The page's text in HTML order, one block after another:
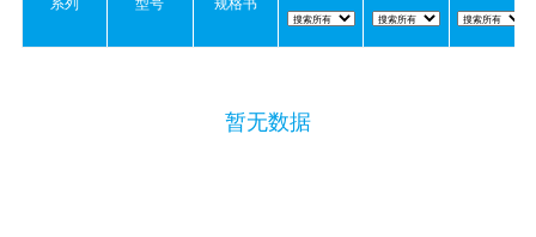
系列 型号 规格书
暂无数据